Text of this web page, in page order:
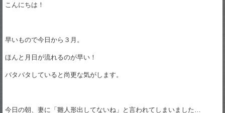
こんにちは！
早いもので今日から３月。
ほんと月日が流れるのが早い！
バタバタしていると尚更な気がします。
今日の朝、妻に「雛人形出してないね」と言われてしまいました…